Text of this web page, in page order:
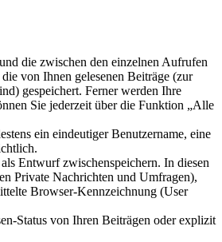
die zwischen den einzelnen Aufrufen
von Ihnen gelesenen Beiträge (zur
gespeichert. Ferner werden Ihre
Sie jederzeit über die Funktion „Alle
ein eindeutiger Benutzername, eine
Entwurf zwischenspeichern. In diesen
Private Nachrichten und Umfragen),
Browser-Kennzeichnung (User
Status von Ihren Beiträgen oder explizit